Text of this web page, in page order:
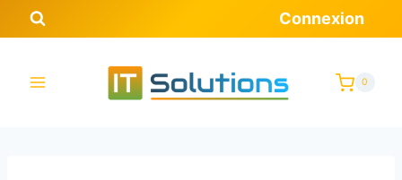
Aller
au
Connexion
0